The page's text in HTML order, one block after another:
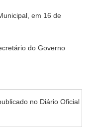
em 16 de
do Governo
no Diário Oficial